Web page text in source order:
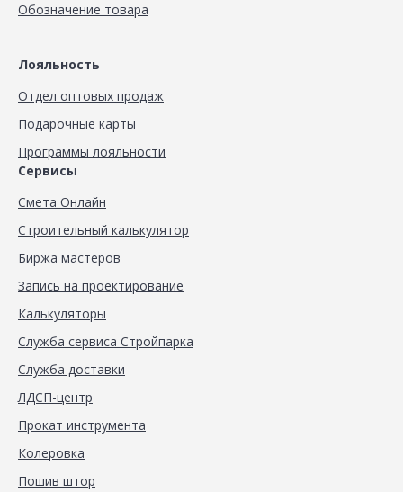
Обозначение товара
Лояльность
Отдел оптовых продаж
Подарочные карты
Программы лояльности
Сервисы
Смета Онлайн
Строительный калькулятор
Биржа мастеров
Запись на проектирование
Калькуляторы
Служба сервиса Стройпарка
Служба доставки
ЛДСП-центр
Прокат инструмента
Колеровка
Пошив штор